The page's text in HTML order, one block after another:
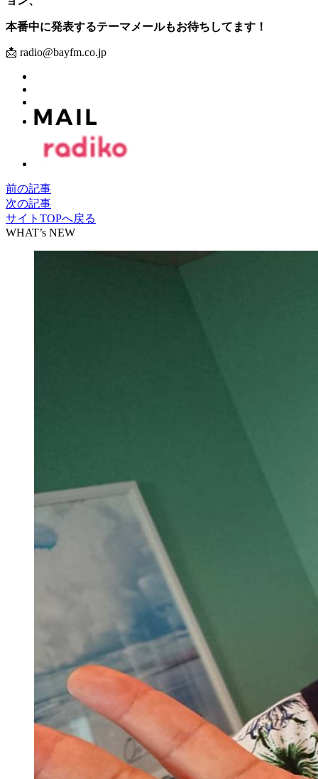
本番中に発表するテーマメールもお待ちしてます！
📩 radio@bayfm.co.jp
前の記事
次の記事
サイトTOPへ戻る
WHAT’s NEW